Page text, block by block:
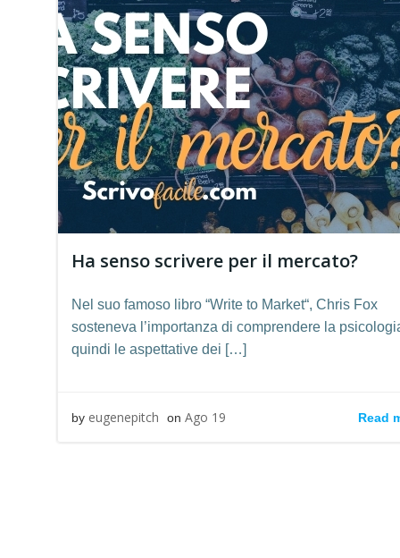
Ha senso scrivere per il mercato?
Nel suo famoso libro “Write to Market“, Chris Fox
sosteneva l’importanza di comprendere la
quindi le aspettative dei […]
by eugenepitch on Ago 19 Read